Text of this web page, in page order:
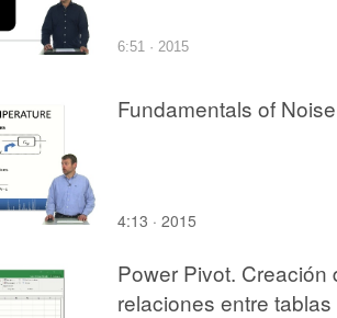
6:51 · 2015
Fundamentals of
4:13 · 2015
Power Pivot. Creación
relaciones entre tablas